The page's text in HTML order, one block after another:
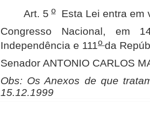
Art. 5 o Esta Lei entra em
Congresso Nacional, em
Independência e 111o da
Senador ANTONIO CARLOS
Obs: Os Anexos de que
15.12.1999